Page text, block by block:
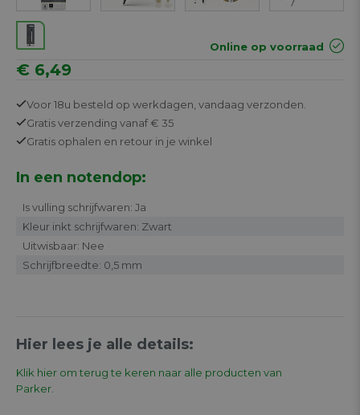
Online op voorraad
€ 6,49
Voor 18u besteld op werkdagen, vandaag verzonden.
Gratisverzending vanaf € 35
Gratis ophalen en retour in je winkel
In een notendop:
Is vulling schrijfwaren: Ja
Kleur inkt schrijfwaren: Zwart
Uitwisbaar: Nee
Schrijfbreedte: 0,5 mm
Hier lees je alle details:
Klik hier om terug te keren naar alle producten van
Parker.